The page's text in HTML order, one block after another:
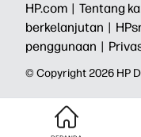
HP.com | Tentang
berkelanjutan |
penggunaan |
© Copyright 2026 HP